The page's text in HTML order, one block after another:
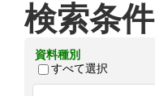
検索条件
資料種別
すべて選択